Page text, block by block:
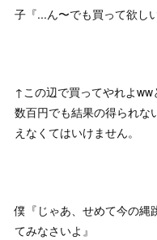
子『...ん〜でも買って欲し
↑この辺で買ってやれよww
数百円でも結果の得られな
えなくてはいけません。
僕『じゃあ、せめて今の縄
てみなさいよ』